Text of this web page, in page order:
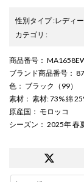
性別タイプ:レディ
カテゴリ :
商品番号 ：
ブランド商品番号 ：
色 ： ブラック（99）
素材 ： 素材: 73% 綿
原産国 ： モロッコ
シーズン ： 2025年 春